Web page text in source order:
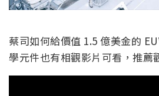
蔡司如何給價值 1.5 億美金的
學元件也有相觀影片可看，推薦